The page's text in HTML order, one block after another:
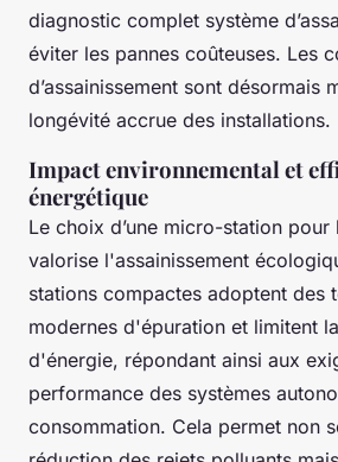
diagnostic complet système
éviter les pannes coûteuses. Les
d’assainissement sont désormais
longévité accrue des installations.
Impact environnemental et
énergétique
Le choix d’une micro-station
valorise l'assainissement
stations compactes adoptent des
modernes d'épuration et limitent
d'énergie, répondant ainsi aux
performance des systèmes
consommation. Cela permet non